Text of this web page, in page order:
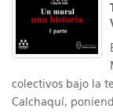
colectivos bajo la
Calchaquí,